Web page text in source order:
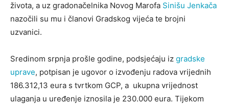
života, a uz gradonačelnika Novog Marofa Sinišu Jenkača
nazočili su mu i članovi Gradskog vijeća te brojni
uzvanici.
Sredinom srpnja prošle godine, podsjećaju iz gradske
uprave, potpisan je ugovor o izvođenju radova vrijednih
186.312,13 eura s tvrtkom GCP, a ukupna vrijednost
ulaganja u uređenje iznosila je 230.000 eura. Tijekom